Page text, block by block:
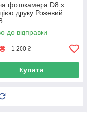
фотокамера D8 з
друку Рожевий
до відправки
₴ 1 200 ₴
Купити